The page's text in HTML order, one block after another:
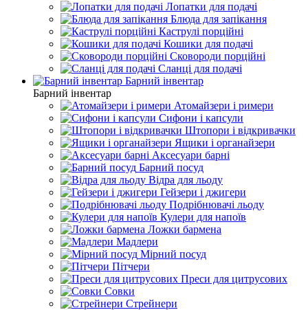
Лопатки для подачі
Блюда для запікання
Каструлі порційні
Кошики для подачі
Сковороди порційні
Сланці для подачі
Барний інвентар
Барний інвентар
Атомайзери і римери
Сифони і капсули
Штопори і відкривачки
Ящики і органайзери
Аксесуари барні
Барний посуд
Відра для льоду
Гейзери і джигери
Подрібнювачі льоду
Кулери для напоїв
Ложки бармена
Мадлери
Мірний посуд
Пітчери
Преси для цитрусових
Совки
Стрейнери